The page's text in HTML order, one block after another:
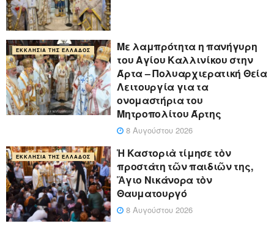
ΕΚΚΛΗΣΊΑ ΤΗΣ ΕΛΛΆΔΟΣ
Με λαμπρότητα η πανήγυρη
του Αγίου Καλλινίκου στην
Άρτα – Πολυαρχιερατική Θεία
Λειτουργία για τα
ονομαστήρια του
Μητροπολίτου Άρτης
8 Αυγούστου 2026
ΕΚΚΛΗΣΊΑ ΤΗΣ ΕΛΛΆΔΟΣ
Ἡ Καστοριὰ τίμησε τὸν
προστάτη τῶν παιδιῶν της,
Ἅγιο Νικάνορα τὸν
Θαυματουργό
8 Αυγούστου 2026